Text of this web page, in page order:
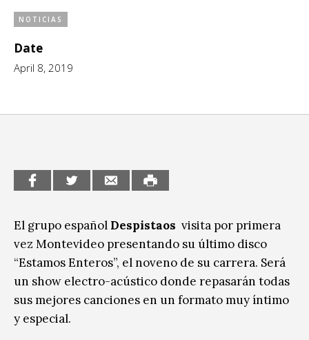
CCE en el interior/libros
Espacio itinerante de lectura infantil
Exposiciones
Formación
Infantil y Juvenil
Medio Ambiente
Sin categoría
NOTICIAS
Date
April 8, 2019
El grupo español Despistaos visita por primera
vez Montevideo presentando su último disco
“Estamos Enteros”, el noveno de su carrera. Será
un show electro-acústico donde repasarán todas
sus mejores canciones en un formato muy íntimo
y especial.